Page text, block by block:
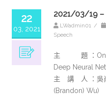
22
03, 2021
2021/03/19 –
LWadmin01 /
Speech
主 題 ：On
Deep Neural
主 講 人 ：吳
(Brandon) Wu)